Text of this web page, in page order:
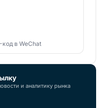
код в WeChat
и аналитику рынка